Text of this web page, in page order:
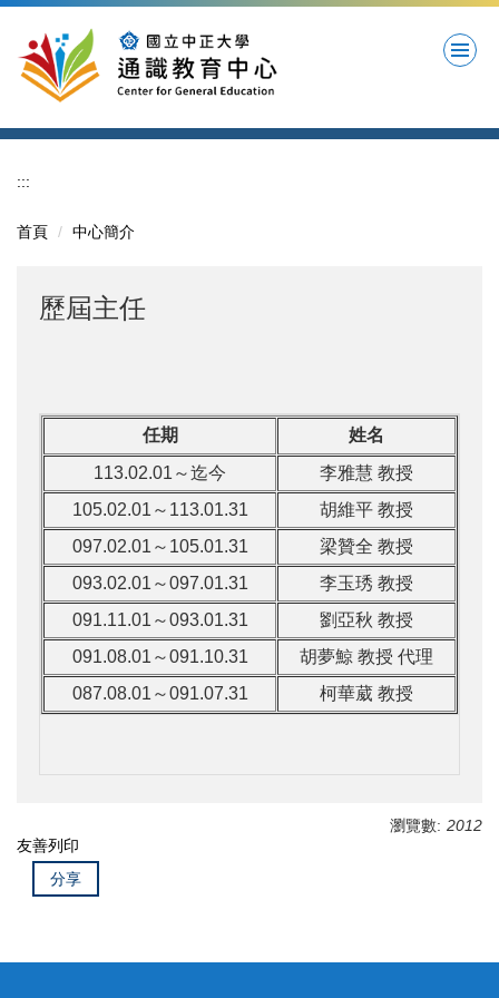
主
容
:::
首頁 中心簡介
歷屆主任
任期
姓名
113.02.01～迄今
李雅慧 教授
105.02.01～113.01.31
胡維平 教授
097.02.01～105.01.31
梁贊全 教授
093.02.01～097.01.31
李玉琇 教授
091.11.01～093.01.31
劉亞秋 教授
091.08.01～091.10.31
胡夢鯨 教授 代理
087.08.01～091.07.31
柯華葳 教授
瀏覽數: 2012
友善列印
分享